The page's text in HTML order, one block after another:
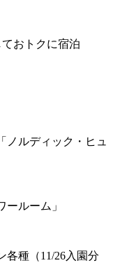
おトクに宿泊
ノルディック・ヒュ
ルーム」
各種（11/26入園分